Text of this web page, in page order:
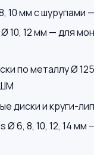
10 мм с шурупами
10, 12 мм — для
по металлу Ø
диски и круги-
Ø 6, 8, 10, 12, 14